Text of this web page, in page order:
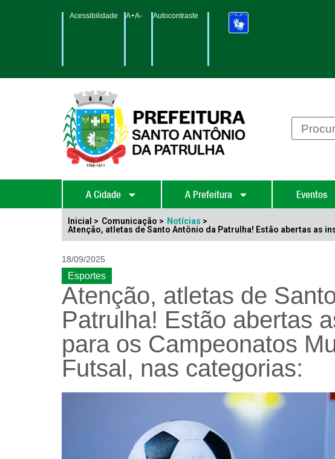
Acessibilidade A+A- Autocontraste
A Cidade A Prefeitura Eventos
Inicial > Comunicação > Notícias >
Atenção, atletas de Santo Antônio da Patrulha! Estão abertas as
18/09/2025
Esportes
Atenção, atletas de
Patrulha! Estão abertas
para os Campeonatos
Futsal, nas categorias: